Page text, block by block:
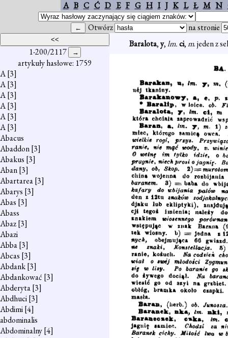
A B C Ć D E F G H I J K L Ł M N
Otwórz na stronie
1-200/2117
artykuły hasłowe: 1759
A[3]
A[3]
A[3]
A[3]
A[3]
A[3]
Abacus
Abaddon[3]
Abakus [3]
Aban[3]
Abartarea[3]
Abarys [3]
Abas [3]
Abass
Abaz[3]
Abazi
Abba[3]
Abcas [3]
Abdank[3]
Abdankować [3]
Abderyta[3]
Abdhuci[3]
Abdimi[4]
abdominalis
Abdominalny[4]
Baralota,y,lm.ci,m. jeden z